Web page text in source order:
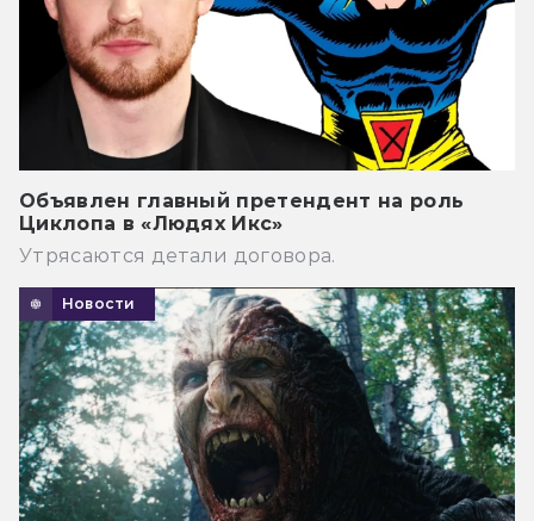
Объявлен главный претендент на роль
Циклопа в «Людях Икс»
Утрясаются детали договора.
Новости